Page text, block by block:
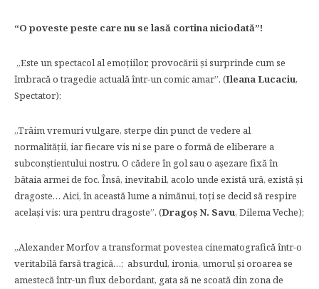
“O poveste peste care nu se lasă cortina niciodată”!
„Este un spectacol al emoțiilor, provocării și surprinde cum se
îmbracă o tragedie actuală într-un comic amar”. (Ileana Lucaciu,
Spectator);
„Trăim vremuri vulgare, sterpe din punct de vedere al
normalității, iar fiecare vis ni se pare o formă de eliberare a
subconștientului nostru. O cădere în gol sau o așezare fixă în
bătaia armei de foc. Însă, inevitabil, acolo unde există ură, există și
dragoste… Aici, în această lume a nimănui, toți se decid să respire
același vis: ura pentru dragoste”. (Dragoş N. Savu, Dilema Veche);
„Alexander Morfov a transformat povestea cinematografică într-o
veritabilă farsă tragică…; absurdul, ironia, umorul și oroarea se
amestecă într-un flux debordant, gata să ne scoată din zona de